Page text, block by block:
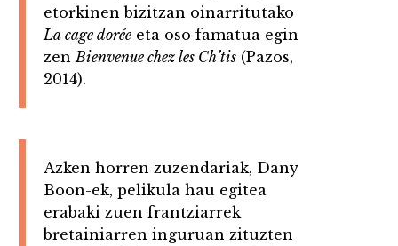
etorkinen bizitzan oinarritutako
La cage doréeeta oso famatua egin
zen Bienvenue chez les Ch’tis(Pazos,
2014).
Azken horren zuzendariak, Dany
Boon-ek, pelikula hau egitea
erabaki zuen frantziarrek
bretainiarren inguruan zituzten